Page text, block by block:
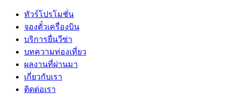
ทัวร์โปรโมชั่น
จองตั๋วเครื่องบิน
บริการยื่นวีซ่า
บทความท่องเที่ยว
ผลงานที่ผ่านมา
เกี่ยวกับเรา
ติดต่อเรา